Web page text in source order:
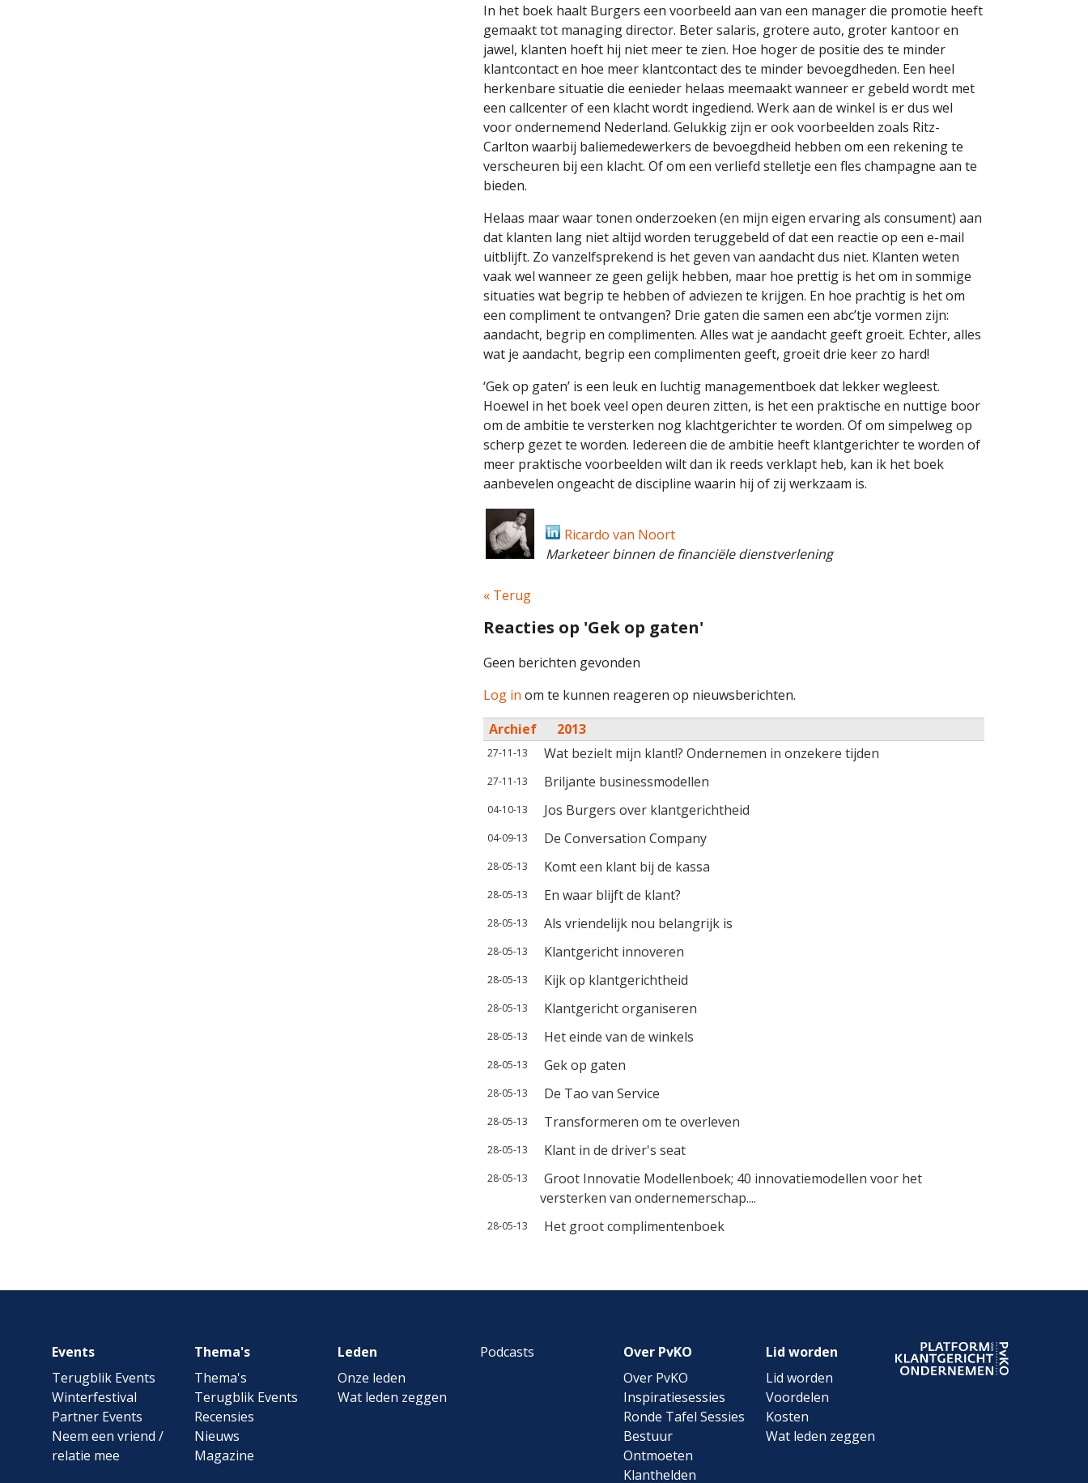
In het boek haalt Burgers een voorbeeld aan van een manager die promotie heeft
gemaakt tot managing director. Beter salaris, grotere auto, groter kantoor en
jawel, klanten hoeft hij niet meer te zien. Hoe hoger de positie des te minder
klantcontact en hoe meer klantcontact des te minder bevoegdheden. Een heel
herkenbare situatie die eenieder helaas meemaakt wanneer er gebeld wordt met
een callcenter of een klacht wordt ingediend. Werk aan de winkel is er dus wel
voor ondernemend Nederland. Gelukkig zijn er ook voorbeelden zoals Ritz-
Carlton waarbij baliemedewerkers de bevoegdheid hebben om een rekening te
verscheuren bij een klacht. Of om een verliefd stelletje een fles champagne aan te
bieden.
Helaas maar waar tonen onderzoeken (en mijn eigen ervaring als consument) aan
dat klanten lang niet altijd worden teruggebeld of dat een reactie op een e-mail
uitblijft. Zo vanzelfsprekend is het geven van aandacht dus niet. Klanten weten
vaak wel wanneer ze geen gelijk hebben, maar hoe prettig is het om in sommige
situaties wat begrip te hebben of adviezen te krijgen. En hoe prachtig is het om
een compliment te ontvangen? Drie gaten die samen een abc’tje vormen zijn:
aandacht, begrip en complimenten. Alles wat je aandacht geeft groeit. Echter, alles
wat je aandacht, begrip een complimenten geeft, groeit drie keer zo hard!
‘Gek op gaten’ is een leuk en luchtig managementboek dat lekker wegleest.
Hoewel in het boek veel open deuren zitten, is het een praktische en nuttige boor
om de ambitie te versterken nog klachtgerichter te worden. Of om simpelweg op
scherp gezet te worden. Iedereen die de ambitie heeft klantgerichter te worden of
meer praktische voorbeelden wilt dan ik reeds verklapt heb, kan ik het boek
aanbevelen ongeacht de discipline waarin hij of zij werkzaam is.
Ricardo van Noort
Marketeer binnen de financiële dienstverlening
« Terug
Reacties op 'Gek op gaten'
Geen berichten gevonden
Log in om te kunnen reageren op nieuwsberichten.
Archief
2013
27-11-13 Wat bezielt mijn klant!? Ondernemen in onzekere tijden
27-11-13 Briljante businessmodellen
04-10-13 Jos Burgers over klantgerichtheid
04-09-13 De Conversation Company
28-05-13 Komt een klant bij de kassa
28-05-13 En waar blijft de klant?
28-05-13 Als vriendelijk nou belangrijk is
28-05-13 Klantgericht innoveren
28-05-13 Kijk op klantgerichtheid
28-05-13 Klantgericht organiseren
28-05-13 Het einde van de winkels
28-05-13 Gek op gaten
28-05-13 De Tao van Service
28-05-13 Transformeren om te overleven
28-05-13 Klant in de driver's seat
28-05-13
Groot Innovatie Modellenboek; 40 innovatiemodellen voor het
versterken van ondernemerschap....
28-05-13 Het groot complimentenboek
Footer
navigation
Events
Terugblik Events
Winterfestival
Partner Events
Neem een vriend /
relatie mee
Thema's
Thema's
Terugblik Events
Recensies
Nieuws
Magazine
Leden
Onze leden
Wat leden zeggen
Podcasts
Over PvKO
Over PvKO
Inspiratiesessies
Ronde Tafel Sessies
Bestuur
Ontmoeten
Klanthelden
Lid worden
Lid worden
Voordelen
Kosten
Wat leden zeggen